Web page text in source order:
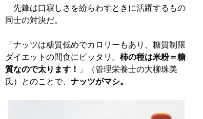
先鋒は口寂しさを紛らわすときに活躍するもの
同士の対決だ。
「ナッツは糖質低めでカロリーもあり、糖質制限
ダイエットの間食にピッタリ。 柿の種は米粉＝糖
質なので太ります！
」（管理栄養士の大柳珠美
氏）とのことで、 ナッツがマシ。